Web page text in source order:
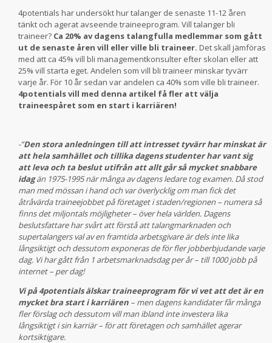
4potentials har undersökt hur talanger de senaste 11-12 åren
tänkt och agerat avseende traineeprogram. Vill talanger bli
traineer? Ca 20% av dagens talangfulla medlemmar som gått
ut de senaste åren vill eller ville bli traineer. Det skall jämföras
med att ca 45% vill bli managementkonsulter efter skolan eller att
25% vill starta eget. Andelen som vill bli traineer minskar tyvärr
varje år. För 10 år sedan var andelen ca 40% som ville bli traineer.
4potentials vill med denna artikel få fler att välja
traineespåret som en start i karriären!
-”Den stora anledningen till att intresset tyvärr har minskat är
att hela samhället och tillika dagens studenter har vant sig
att leva och ta beslut utifrån att allt går så mycket snabbare
idagän 1975-1995 när många av dagens ledare tog examen. Då stod
man med mössan i hand och var överlycklig om man fick det
åtråvärda traineejobbet på företaget i staden/regionen – numera så
finns det miljontals möjligheter – över hela världen. Dagens
beslutsfattare har svårt att förstå att talangmarknaden och
supertalangers val av en framtida arbetsgivare är dels inte lika
långsiktigt och dessutom exponeras de för fler jobberbjudande varje
dag. Vi har gått från 1 arbetsmarknadsdag per år – till 1000 jobb på
internet – per dag!
Vi på 4potentials älskar traineeprogram för vi vet att det är en
mycket bra start i karriären – men dagens kandidater får många
fler förslag och dessutom vill man ibland inte investera lika
långsiktigt i sin karriär – för att företagen och samhället agerar
kortsiktigare.